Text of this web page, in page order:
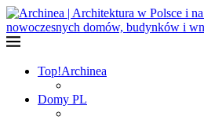
Top!Archinea
Domy PL